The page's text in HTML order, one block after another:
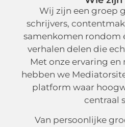
Wij zijn een groep
schrijvers,
samenkomen rondom
verhalen delen die
Met onze ervaring
hebben we
platform waar
centraal
Van persoonlijke